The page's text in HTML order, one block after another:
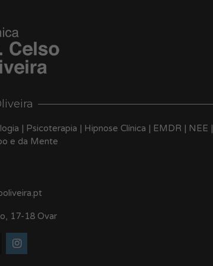
| Psicoterapia | Hipnose Clínica | EMDR | NEE |
e da Mente
17-18 Ovar